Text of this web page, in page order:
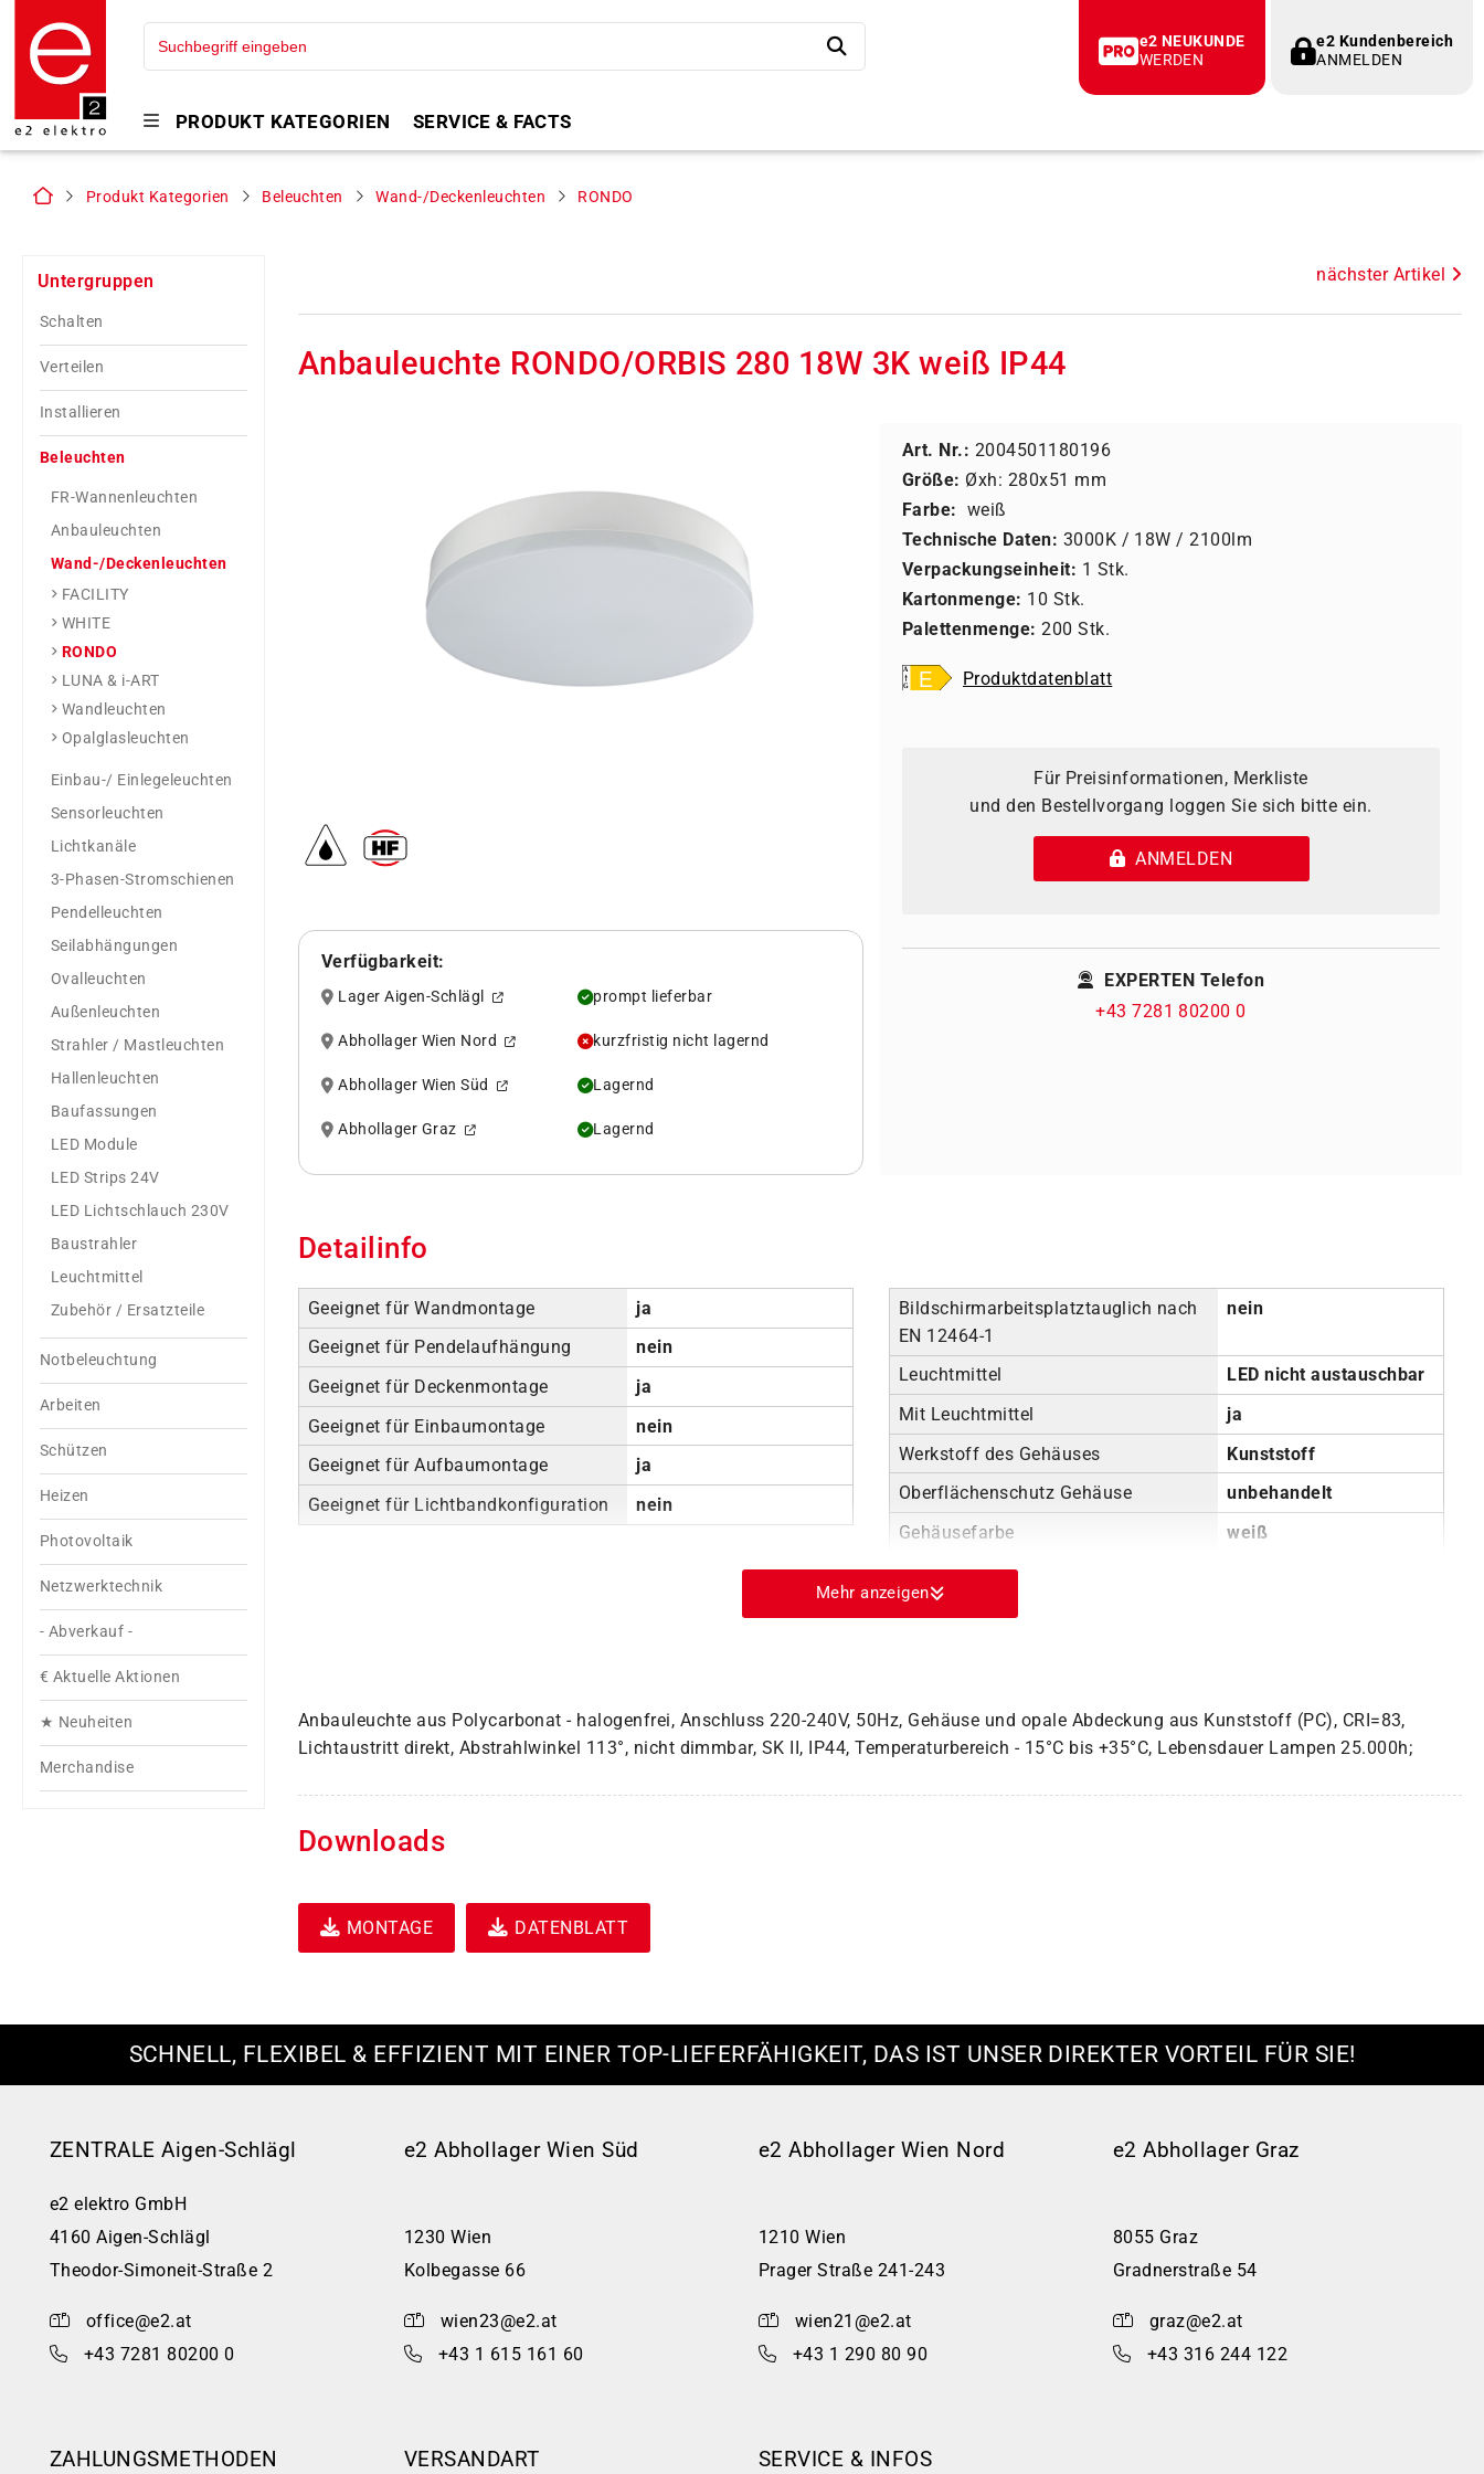
e2 Kundenbereich
ANMELDEN
e2 NEUKUNDE
WERDEN
PRODUKT KATEGORIEN SERVICE & FACTS
Produkt Kategorien Beleuchten Wand-/Deckenleuchten RONDO
Untergruppen
Schalten
Verteilen
Installieren
Beleuchten
FR-Wannenleuchten
Anbauleuchten
Wand-/Deckenleuchten
FACILITY
WHITE
RONDO
LUNA & i-ART
Wandleuchten
Opalglasleuchten
Einbau-/ Einlegeleuchten
Sensorleuchten
Lichtkanäle
3-Phasen-Stromschienen
Pendelleuchten
Seilabhängungen
Ovalleuchten
Außenleuchten
Strahler / Mastleuchten
Hallenleuchten
Baufassungen
LED Module
LED Strips 24V
LED Lichtschlauch 230V
Baustrahler
Leuchtmittel
Zubehör / Ersatzteile
Notbeleuchtung
Arbeiten
Schützen
Heizen
Photovoltaik
Netzwerktechnik
- Abverkauf -
€ Aktuelle Aktionen
★ Neuheiten
Merchandise
nächster Artikel
Anbauleuchte RONDO/ORBIS 280 18W 3K weiß IP44
Verfügbarkeit:
Lager Aigen-Schlägl prompt lieferbar
Abhollager Wien Nord kurzfristig nicht lagernd
Abhollager Wien Süd Lagernd
Abhollager Graz Lagernd
Art. Nr.: 2004501180196
Größe: Øxh: 280x51 mm
Farbe: weiß
Technische Daten: 3000K / 18W / 2100lm
Verpackungseinheit: 1 Stk.
Kartonmenge: 10 Stk.
Palettenmenge: 200 Stk.
Produktdatenblatt
Für Preisinformationen, Merkliste
und den Bestellvorgang loggen Sie sich bitte ein.
ANMELDEN
EXPERTEN Telefon
+43 7281 80200 0
Detailinfo
Geeignet für Wandmontage
ja
Geeignet für Pendelaufhängung
nein
Geeignet für Deckenmontage
ja
Geeignet für Einbaumontage
nein
Geeignet für Aufbaumontage
ja
Geeignet für Lichtbandkonfiguration
nein
Bildschirmarbeitsplatztauglich nach
EN 12464-1
nein
Leuchtmittel
LED nicht austauschbar
Mit Leuchtmittel
ja
Werkstoff des Gehäuses
Kunststoff
Oberflächenschutz Gehäuse
unbehandelt
Gehäusefarbe
weiß
Mehr anzeigen
Anbauleuchte aus Polycarbonat - halogenfrei, Anschluss 220-240V, 50Hz, Gehäuse und opale Abdeckung aus Kunststoff (PC), CRI=83,
Lichtaustritt direkt, Abstrahlwinkel 113°, nicht dimmbar, SK II, IP44, Temperaturbereich - 15°C bis +35°C, Lebensdauer Lampen 25.000h;
Downloads
MONTAGE DATENBLATT
SCHNELL, FLEXIBEL & EFFIZIENT MIT EINER TOP-LIEFERFÄHIGKEIT, DAS IST UNSER DIREKTER VORTEIL FÜR SIE!
ZENTRALE Aigen-Schlägl
e2 elektro GmbH
4160 Aigen-Schlägl
Theodor-Simoneit-Straße 2
office@e2.at
+43 7281 80200 0
e2 Abhollager Wien Süd
1230 Wien
Kolbegasse 66
wien23@e2.at
+43 1 615 161 60
e2 Abhollager Wien Nord
1210 Wien
Prager Straße 241-243
wien21@e2.at
+43 1 290 80 90
e2 Abhollager Graz
8055 Graz
Gradnerstraße 54
graz@e2.at
+43 316 244 122
ZAHLUNGSMETHODEN VERSANDART SERVICE & INFOS